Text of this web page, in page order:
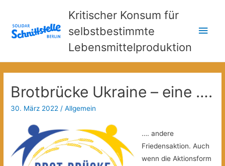
Kritischer Konsum für
selbstbestimmte
Lebensmittelproduktion
Brotbrücke Ukraine – eine ….
30. März 2022 /Allgemein
…. andere
Friedensaktion. Auch
wenn die Aktionsform